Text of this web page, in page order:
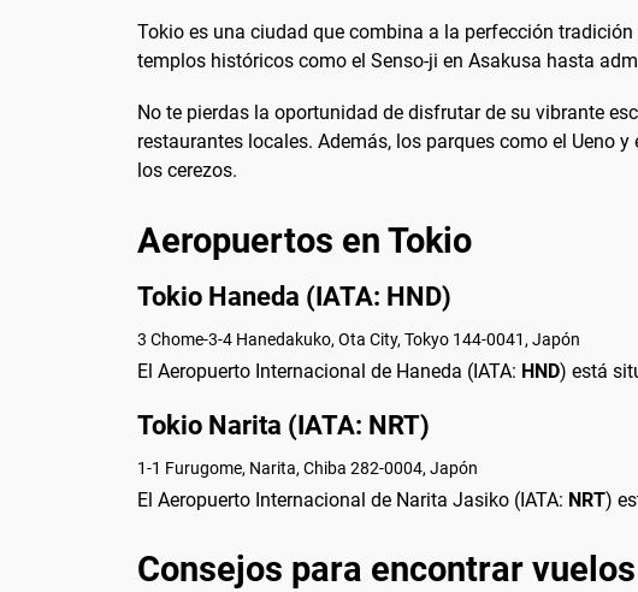
Tokio es una ciudad que combina a la perfección
templos históricos como el Senso-ji en Asakusa hasta
No te pierdas la oportunidad de disfrutar de su vibrante
restaurantes locales. Además, los parques como el Ueno
los cerezos.
Aeropuertos en Tokio
Tokio Haneda (IATA: HND)
3 Chome-3-4 Hanedakuko, Ota City, Tokyo 144-0041, Japón
El Aeropuerto Internacional de Haneda (IATA: HND) está
Tokio Narita (IATA: NRT)
1-1 Furugome, Narita, Chiba 282-0004, Japón
El Aeropuerto Internacional de Narita Jasiko (IATA: NRT)
Consejos para encontrar